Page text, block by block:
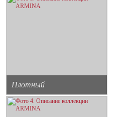
Плотный